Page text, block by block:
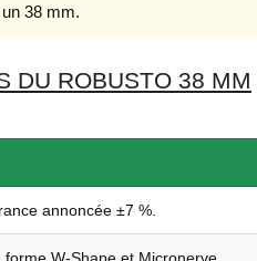
38 mm.
DU ROBUSTO 38 MM
annoncée ±7 %.
W-Shape et Micronerve.